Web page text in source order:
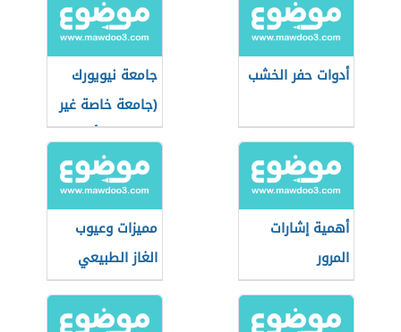
أدوات حفر الخشب
جامعة نيويورك
(جامعة خاصة غير
ربحية في أمريكا)
أهمية إشارات
المرور
مميزات وعيوب
الغاز الطبيعي
للسيارات